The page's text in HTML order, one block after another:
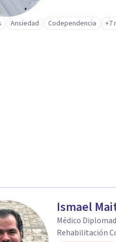
Ansiedad Codependencia +7
Ismael
Médico
Rehabilitación